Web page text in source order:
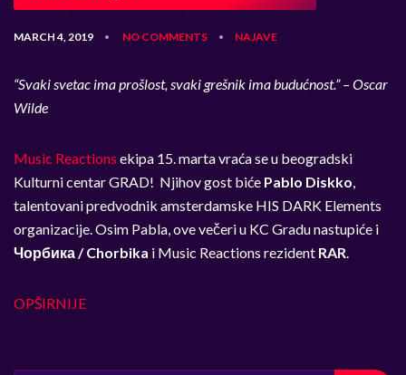
MARCH 4, 2019 • NO COMMENTS • NAJAVE
“Svaki svetac ima prošlost, svaki grešnik ima budućnost.” – Oscar
Wilde
Music Reactions ekipa 15. marta vraća se u beogradski
Kulturni centar GRAD! Njihov gost biće Pablo Diskko
talentovani predvodnik amsterdamske HIS DARK Elements
organizacije. Osim Pabla, ove večeri u KC Gradu nastupiće i
Чорбика / Chorbika i Music Reactions rezident RAR
OPŠIRNIJE